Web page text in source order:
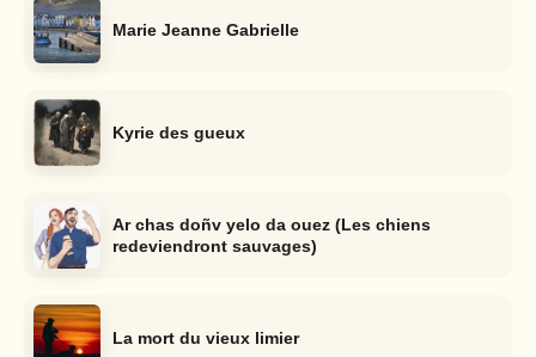
Marie Jeanne Gabrielle
Kyrie des gueux
Ar chas doñv yelo da ouez (Les chiens
redeviendront sauvages)
La mort du vieux limier